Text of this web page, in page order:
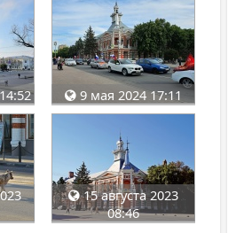
9 мая 2024 17:11
15 августа 2023
08:46